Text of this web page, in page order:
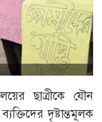
ছাত্রীকে যৌন
দৃষ্টান্তমূলক